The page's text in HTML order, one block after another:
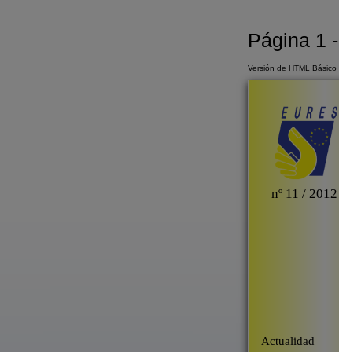
Página 1
Versión de HTML Básico
Actualidad
nº 11 / 2012